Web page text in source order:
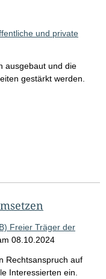
und private
ausgebaut und die
gestärkt werden.
Freier Träger der
08.10.2024
Rechtsanspruch auf
Interessierten ein.